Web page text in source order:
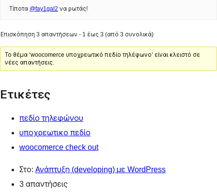
Τίποτα @fay1gal2 να ρωτάς!
Επισκόπηση 3 απαντήσεων - 1 έως 3 (από 3 συνολικά)
Το θέμα ‘woocomerce υποχρεωτικό πεδίο τηλέφωνο’ είναι κλειστό σε
νέες απαντήσεις.
Ετικέτες
πεδίο τηλεφώνου
υποχρεωτικο πεδίο
woocomerce check out
Στο: Ανάπτυξη (developing) με WordPress
3 απαντήσεις